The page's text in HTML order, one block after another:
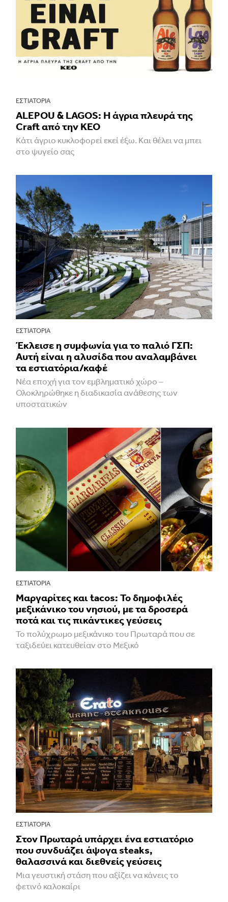
ΕΣΤΙΑΤΌΡΙΑ
ALEPOU & LAGOS: Η άγρια πλευρά της
Craft από την ΚΕΟ
Κάτι άγριο κυκλοφορεί εκεί έξω. Και θέλει να μπει
στο ψυγείο σας
ΕΣΤΙΑΤΌΡΙΑ
Έκλεισε η συμφωνία για το παλιό ΓΣΠ:
Αυτή είναι η αλυσίδα που αναλαμβάνει
τα εστιατόρια/καφέ
Νέα εποχή για τον εμβληματικό χώρο –
Ολοκληρώθηκε η διαδικασία ανάθεσης των
υποστατικών
ΕΣΤΙΑΤΌΡΙΑ
Μαργαρίτες και tacos: Το δημοφιλές
μεξικάνικο του νησιού, με τα δροσερά
ποτά και τις πικάντικες γεύσεις
Το πολύχρωμο μεξικάνικο του Πρωταρά που σε
ταξιδεύει κατευθείαν στο Μεξικό
ΕΣΤΙΑΤΌΡΙΑ
Στον Πρωταρά υπάρχει ένα εστιατόριο
που συνδυάζει άψογα steaks,
θαλασσινά και διεθνείς γεύσεις
Μια γευστική στάση που αξίζει να κάνεις το
φετινό καλοκαίρι